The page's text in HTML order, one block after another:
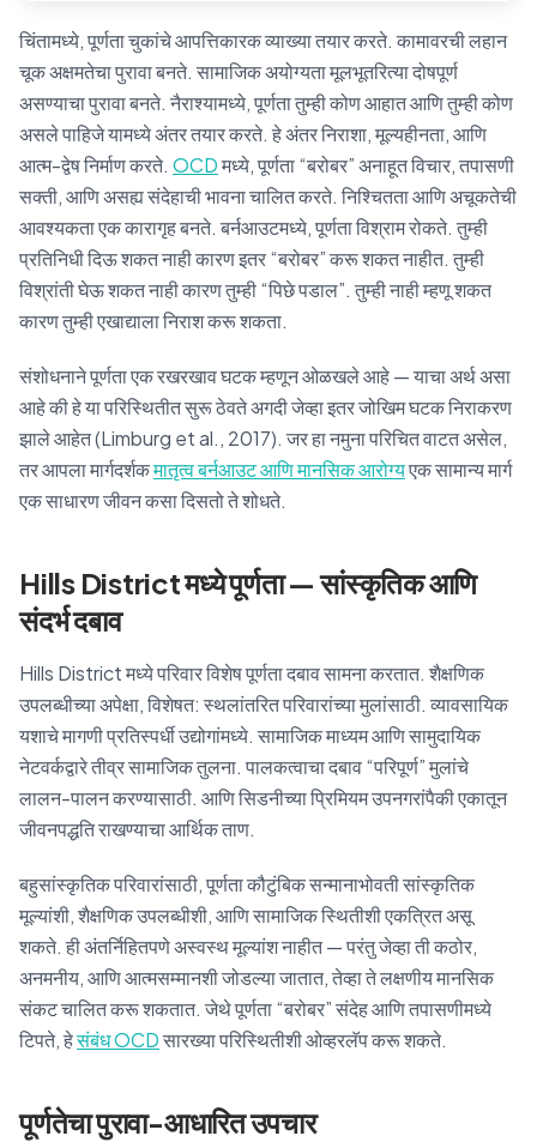
चिंतामध्ये, पूर्णता चुकांचे आपत्तिकारक व्याख्या तयार करते. कामावरची लहान
चूक अक्षमतेचा पुरावा बनते. सामाजिक अयोग्यता मूलभूतरित्या दोषपूर्ण
असण्याचा पुरावा बनते. नैराश्यामध्ये, पूर्णता तुम्ही कोण आहात आणि तुम्ही कोण
असले पाहिजे यामध्ये अंतर तयार करते. हे अंतर निराशा, मूल्यहीनता, आणि
आत्म-द्वेष निर्माण करते. OCDमध्ये, पूर्णता “बरोबर” अनाहूत विचार, तपासणी
सक्ती, आणि असह्य संदेहाची भावना चालित करते. निश्चितता आणि अचूकतेची
आवश्यकता एक कारागृह बनते. बर्नआउटमध्ये, पूर्णता विश्राम रोकते. तुम्ही
प्रतिनिधी दिऊ शकत नाही कारण इतर “बरोबर” करू शकत नाहीत. तुम्ही
विश्रांती घेऊ शकत नाही कारण तुम्ही “पिछे पडाल”. तुम्ही नाही म्हणू शकत
कारण तुम्ही एखाद्याला निराश करू शकता.
संशोधनाने पूर्णता एक रखरखाव घटक म्हणून ओळखले आहे — याचा अर्थ असा
आहे की हे या परिस्थितीत सुरू ठेवते अगदी जेव्हा इतर जोखिम घटक निराकरण
झाले आहेत (Limburg et al., 2017). जर हा नमुना परिचित वाटत असेल,
तर आपला मार्गदर्शकमातृत्व बर्नआउट आणि मानसिक आरोग्यएक सामान्य मार्ग
एक साधारण जीवन कसा दिसतो ते शोधते.
Hills District मध्ये पूर्णता — सांस्कृतिक आणि
संदर्भ दबाव
Hills District मध्ये परिवार विशेष पूर्णता दबाव सामना करतात. शैक्षणिक
उपलब्धीच्या अपेक्षा, विशेषत: स्थलांतरित परिवारांच्या मुलांसाठी. व्यावसायिक
यशाचे मागणी प्रतिस्पर्धी उद्योगांमध्ये. सामाजिक माध्यम आणि सामुदायिक
नेटवर्कद्वारे तीव्र सामाजिक तुलना. पालकत्वाचा दबाव “परिपूर्ण” मुलांचे
लालन-पालन करण्यासाठी. आणि सिडनीच्या प्रिमियम उपनगरांपैकी एकातून
जीवनपद्धति राखण्याचा आर्थिक ताण.
बहुसांस्कृतिक परिवारांसाठी, पूर्णता कौटुंबिक सन्मानाभोवती सांस्कृतिक
मूल्यांशी, शैक्षणिक उपलब्धीशी, आणि सामाजिक स्थितीशी एकत्रित असू
शकते. ही अंतर्निहितपणे अस्वस्थ मूल्यांश नाहीत — परंतु जेव्हा ती कठोर,
अनमनीय, आणि आत्मसम्मानशी जोडल्या जातात, तेव्हा ते लक्षणीय मानसिक
संकट चालित करू शकतात. जेथे पूर्णता “बरोबर” संदेह आणि तपासणीमध्ये
टिपते, हेसंबंध OCDसारख्या परिस्थितीशी ओव्हरलॅप करू शकते.
पूर्णतेचा पुरावा-आधारित उपचार